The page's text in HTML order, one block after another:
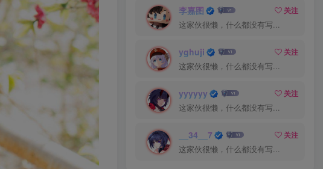
李嘉图
关注
这家伙很懒，什么都没有写...
yghuji
关注
这家伙很懒，什么都没有写...
yyyyyy
关注
这家伙很懒，什么都没有写...
__34__7
关注
这家伙很懒，什么都没有写...